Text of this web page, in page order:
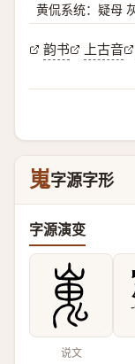
黄侃系统：疑母
韵书 上古音
嵬字源字形
字源演变
说文